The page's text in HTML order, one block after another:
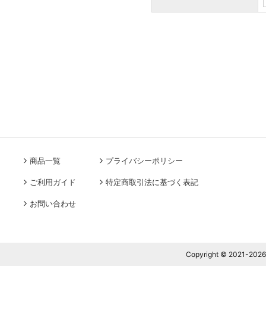
商品一覧
ご利用ガイド
お問い合わせ
プライバシーポリシー
特定商取引法に基づく表記
Copyright © 2021-